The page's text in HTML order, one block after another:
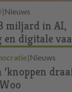
|Nieuws
miljard in AI,
en digitale
|Nieuws